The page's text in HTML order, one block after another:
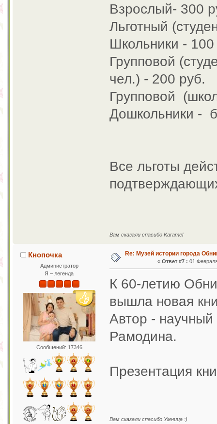
Взрослый- 300
Льготный
Школьники - 100
Групповой
чел.) - 200 руб.
Групповой
Дошкольники -
Все льготы
Вам сказали спасибо Karamel
Кнопочка
Администратор
Я – легенда
Сообщений: 17346
Re: Музей истории города
« Ответ #7 : 01
К 60-летию
вышла новая
Автор - научный
Рамодина.
Презентация
Вам сказали спасибо Умница :)